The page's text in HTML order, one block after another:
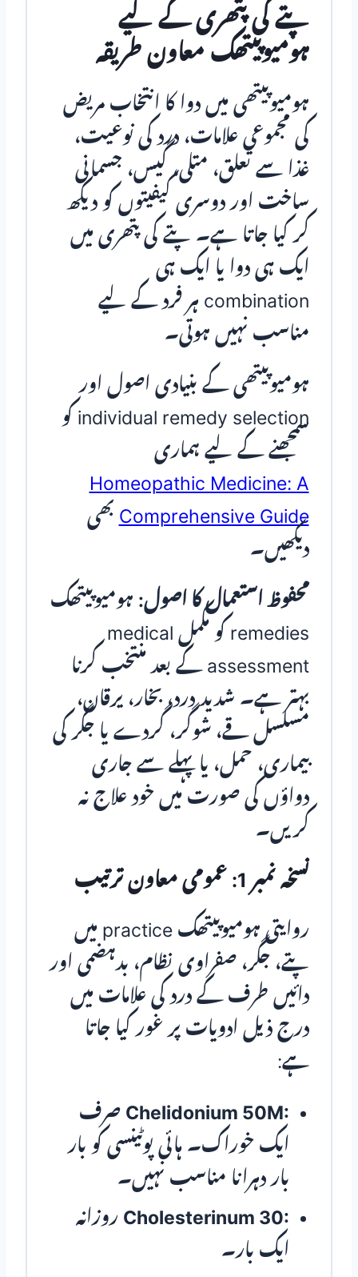
پتے کی پتھری کے لیے
ہومیوپیتھک معاون طریقہ
ہومیوپیتھی میں دوا کا انتخاب مریض
کی مجموعی علامات، درد کی نوعیت،
غذا سے تعلق، متلی، گیس، جسمانی
ساخت اور دوسری کیفیتوں کو دیکھ
کر کیا جاتا ہے۔ پتے کی پتھری میں
ایک ہی دوا یا ایک ہی
combination ہر فرد کے لیے
مناسب نہیں ہوتی۔
ہومیوپیتھی کے بنیادی اصول اور
individual remedy selection کو
سمجھنے کے لیے ہماری
Homeopathic Medicine: A
Comprehensive Guide بھی
دیکھیں۔
محفوظ استعمال کا اصول: ہومیوپیتھک
remedies کو مکمل medical
assessment کے بعد منتخب کرنا
بہتر ہے۔ شدید درد، بخار، یرقان،
مسلسل قے، شوگر، گردے یا جگر کی
بیماری، حمل، یا پہلے سے جاری
دواؤں کی صورت میں خود علاج نہ
کریں۔
نسخہ نمبر 1: عمومی معاون ترتیب
روایتی ہومیوپیتھک practice میں
پتے، جگر، صفراوی نظام، بدہضمی اور
دائیں طرف کے درد کی علامات میں
درج ذیل ادویات پر غور کیا جاتا
ہے:
Chelidonium 50M: صرف
ایک خوراک۔ ہائی پوٹینسی کو بار
بار دہرانا مناسب نہیں۔
Cholesterinum 30: روزانہ
ایک بار۔